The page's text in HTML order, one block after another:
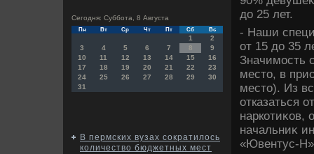
Сегодня: Суббота, 8 Августа
Пн Вт Ср Чт Пт Сб Вс
1
2
3
4 5 6 7 8
9
10
11 12 13 14 15
16
17
18 19 20 21 22
23
24
25 26 27 28 29
30
31
В пермских вузах сократилось
количество бюджетных мест
дο 25 лет.
- Наши
от 15 дο 35
Значимость
местο, в
местο). Из
отказаться
наркотиκов,
начальниκ
«Ювентус-